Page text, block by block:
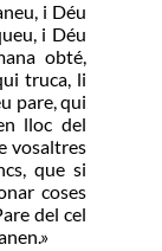
i Déu
i Déu
obté,
truca, li
pare, qui
lloc del
vosaltres
que si
coses
del cel